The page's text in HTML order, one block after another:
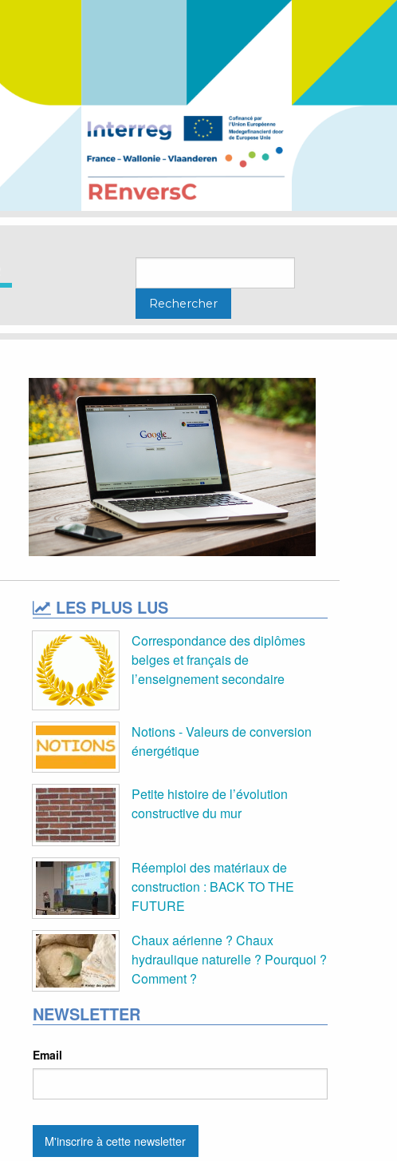
LES PLUS LUS
Correspondance des diplômes
belges et français de
l’enseignement secondaire
Notions - Valeurs de conversion
énergétique
Petite histoire de l’évolution
constructive du mur
Réemploi des matériaux de
construction : BACK TO THE
FUTURE
Chaux aérienne ? Chaux
hydraulique naturelle ? Pourquoi ?
Comment ?
NEWSLETTER
Email